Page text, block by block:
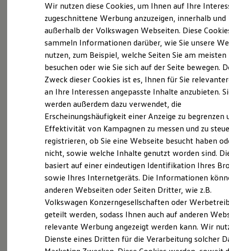
Elektroautos
ID. Tutorials
Elektrofahrzeugkonzepte
Reichweite
Reichweite der ID. Modelle
Reichweite im Winter
Laden
Laden unterwegs
Laden Zuhause
Ladezeitensimulator
Batterie
Sicherheit
Garantie und Lebensdauer
Nachhaltigkeit
Technologie
Kosten und Kauf
Verbrauchskosten
Kaufoptionen
E-Auto-Förderung
Software und Konnektivität
Die ID. Software 6
ID. Software Versionen und Updates
Digitale Extras
Schnittstellen zu Ihrem ID.
(Impressum & Rechtliches)
Was ist der Economy Service
und wer kann ihn nutzen?
Ältere Volkswagen haben einen anderen
Servicebedarf als neue Fahrzeuge. Der Economy
Service ist speziell für Volkswagen Modelle
entwickelt worden, die älter als vier Jahre sind. Er
bietet Ihnen ein vielfältiges Leistungsspektrum mit
zeitwertgerechtem Service und hoher
Ersatzteilqualität. Die Leistungen sind durch
Fachwissen, Volkswagen Teile und langjährige
Erfahrung genau auf Ihr Fahrzeug abgestimmt und
decken nahezu alle Services ab. Die Preise sind
speziell auf das Alter Ihres Fahrzeugs ausgelegt. Bei
der Durchführung der im Serviceplan
vorgeschriebenen Leistungen wird auch die LongLife
Wir nutzen diese Cookies, um Ihnen auf Ihre
zugeschnittene Werbung anzuzeigen, innerhalb und
außerhalb der Volkswagen Webseiten. Diese
sammeln Informationen darüber, wie Sie unsere
nutzen, zum Beispiel, welche Seiten Sie am meisten
besuchen oder wie Sie sich auf der Seite bewegen.
Zweck dieser Cookies ist es, Ihnen für Sie
an Ihre Interessen angepasste Inhalte anzubieten.
werden außerdem dazu verwendet, die
Erscheinungshäufigkeit einer Anzeige zu begrenzen
Effektivität von Kampagnen zu messen und zu
registrieren, ob Sie eine Webseite besucht haben
nicht, sowie welche Inhalte genutzt worden sind.
basiert auf einer eindeutigen Identifikation Ihres
sowie Ihres Internetgeräts. Die Informationen
anderen Webseiten oder Seiten Dritter, wie z.B.
Volkswagen Konzerngesellschaften oder
geteilt werden, sodass Ihnen auch auf anderen
relevante Werbung angezeigt werden kann. Wir
Dienste eines Dritten für die Verarbeitung solcher